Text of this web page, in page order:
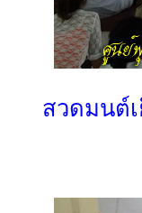
สวดมนต์